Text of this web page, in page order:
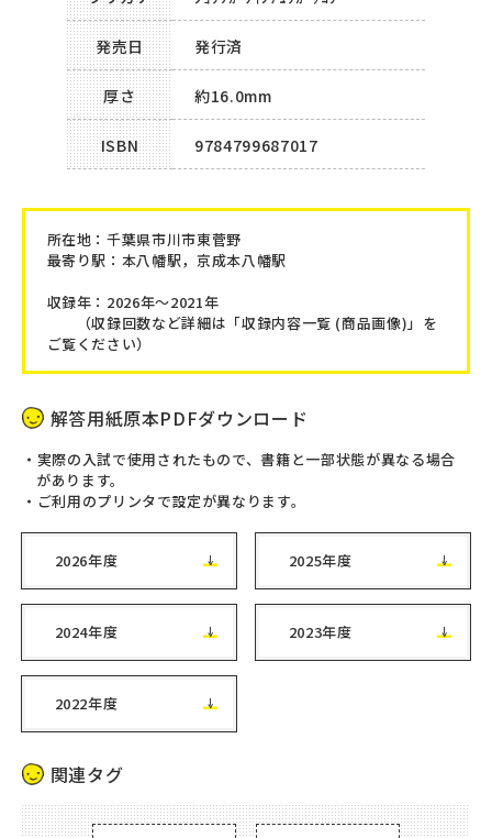
発売日 発行済
厚さ 約16.0mm
ISBN 9784799687017
所在地：千葉県市川市東菅野
最寄り駅：本八幡駅，京成本八幡駅
収録年：2026年～2021年
（収録回数など詳細は「収録内容一覧 (商品画像)」を
ご覧ください）
解答用紙原本PDFダウンロード
実際の入試で使用されたもので、書籍と一部状態が異なる場合
があります。
ご利用のプリンタで設定が異なります。
2026年度 2025年度
2024年度 2023年度
2022年度
関連タグ